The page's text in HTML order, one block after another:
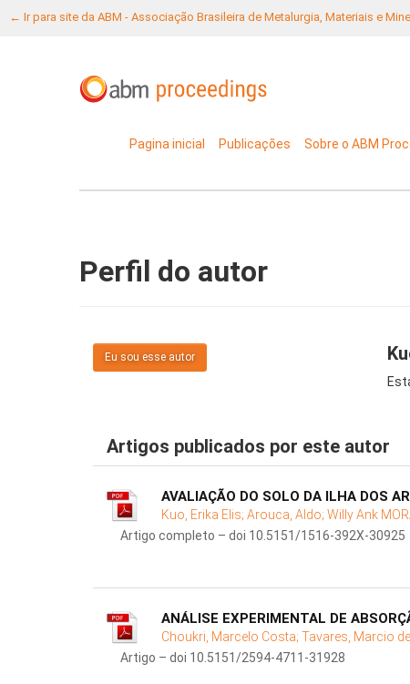
← Ir para site da ABM - Associação Brasileira de Metalurgia, Materiais e
Pagina inicial Publicações Sobre o ABM
Perfil do autor
Eu sou esse autor
Artigos publicados por este autor
AVALIAÇÃO DO SOLO DA ILHA DOS
Kuo, Erika Elis; Arouca, Aldo; Willy Ank
Artigo completo – doi 10.5151/1516-392X-30925
ANÁLISE EXPERIMENTAL DE
Choukri, Marcelo Costa; Tavares, Marcio
Artigo – doi 10.5151/2594-4711-31928